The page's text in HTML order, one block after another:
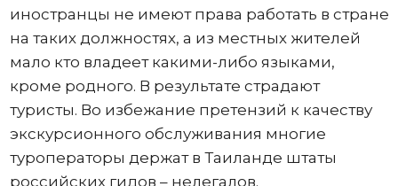
иностранцы не имеют права работать в стране
на таких должностях, а из местных жителей
мало кто владеет какими-либо языками,
кроме родного. В результате страдают
туристы. Во избежание претензий к качеству
экскурсионного обслуживания многие
туроператоры держат в Таиланде штаты
российских гидов – нелегалов.